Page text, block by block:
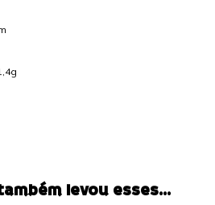
levou esses...